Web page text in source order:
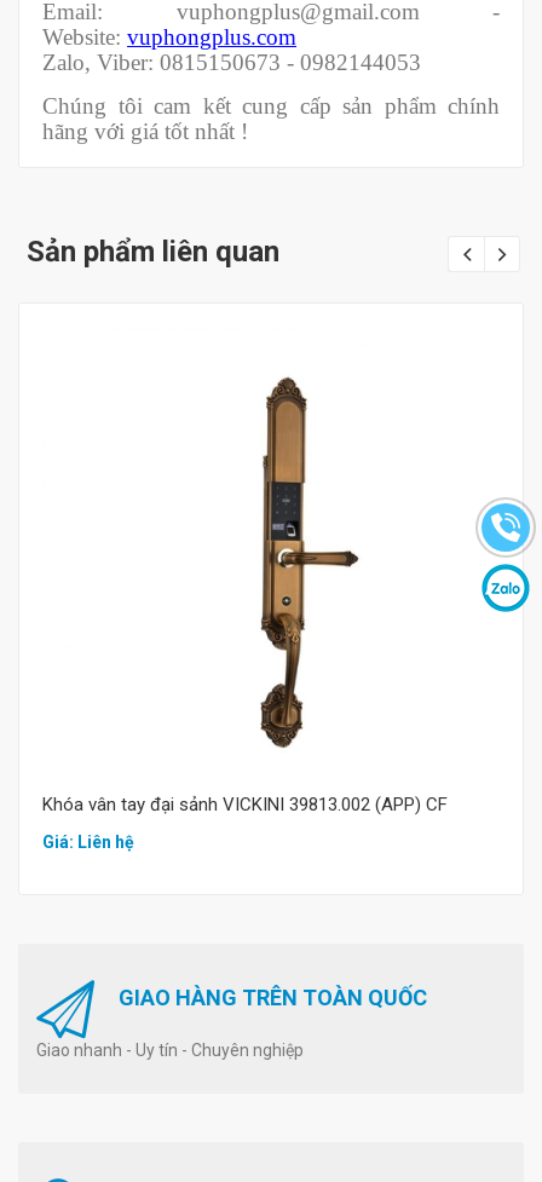
Email: vuphongplus@gmail.com -
Website: vuphongplus.com
Zalo, Viber: 0815150673 - 0982144053
Chúng tôi cam kết cung cấp sản phẩm chính
hãng với giá tốt nhất !
Sản phẩm liên quan
Mua hàng
Khóa vân tay đại sảnh VICKINI 39813.002 (APP) CF
Giá: Liên hệ
GIAO HÀNG TRÊN TOÀN QUỐC
Giao nhanh - Uy tín - Chuyên nghiệp